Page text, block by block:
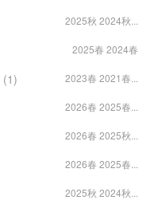
2025秋 2024秋...
2025春 2024春
(1) 2023春 2021春...
2026春 2025春...
2026春 2025秋...
2026春 2025春...
2025秋 2024秋...